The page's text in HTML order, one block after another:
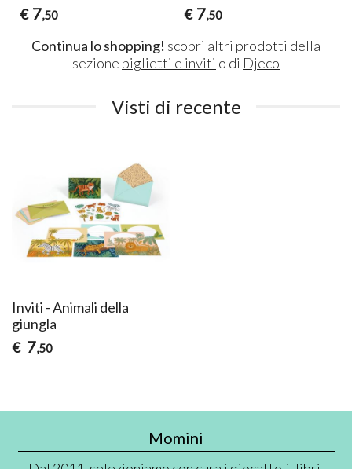
€ 7,50
€ 7,50
Continua lo shopping! scopri altri prodotti della
sezione biglietti e inviti o di Djeco
Visti di recente
Inviti - Animali della
giungla
€ 7,50
Momini